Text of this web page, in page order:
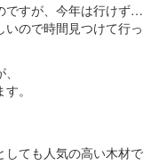
ですが、今年は行けず…
ので時間見つけて行っ
。
しても人気の高い木材で